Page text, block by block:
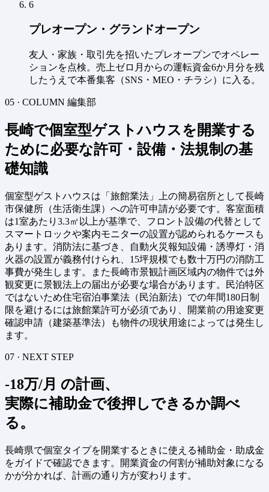
6
プレオープン・グランドオープン
友人・家族・取引先を招いたプレオープンでオペレー
ションを点検。売上ゼロ月からの運転資金6か月分を残
したうえで本番集客（SNS・MEO・チラシ）に入る。
05 · COLUMN 編集部
長崎で個室型ゲストハウスを開業する
ために必要な許可・設備・法規制の基
礎知識
個室型ゲストハウスは「旅館業法」上の簡易宿所として長崎
市保健所（生活衛生課）への許可申請が必要です。客室面積
は1室あたり3.3㎡以上が基準で、フロント設備の代替として
スマートロックや案内モニターの設置が認められるケースも
あります。消防法に基づき、自動火災報知設備・誘導灯・消
火器の設置が義務付けられ、15坪規模でも数十万円の消防工
事費が発生します。また長崎市景観計画区域内の物件では外
観変更に景観法上の届出が必要な場合があります。民泊特区
ではないため住宅宿泊事業法（民泊新法）での年間180日制
限を避けるには旅館業許可が必須であり、開業前の用途変更
確認申請（建築基準法）も物件の現状用途によっては発生し
ます。
07 · NEXT STEP
-18万/月 の計画、
実際に補助金で後押しできるか調べ
る。
長崎県で個室タイプを開業するときに使える補助金・助成金
をガイドで確認できます。開業資金の何割が補助対象になる
かが分かれば、計画の通り方が変わります。